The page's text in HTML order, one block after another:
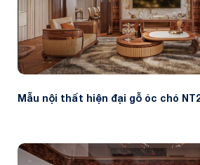
Mẫu nội thất hiện đại gỗ óc chó